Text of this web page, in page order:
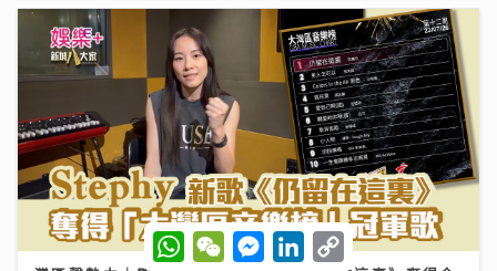
W
h
W
e
M
e
L
C
o